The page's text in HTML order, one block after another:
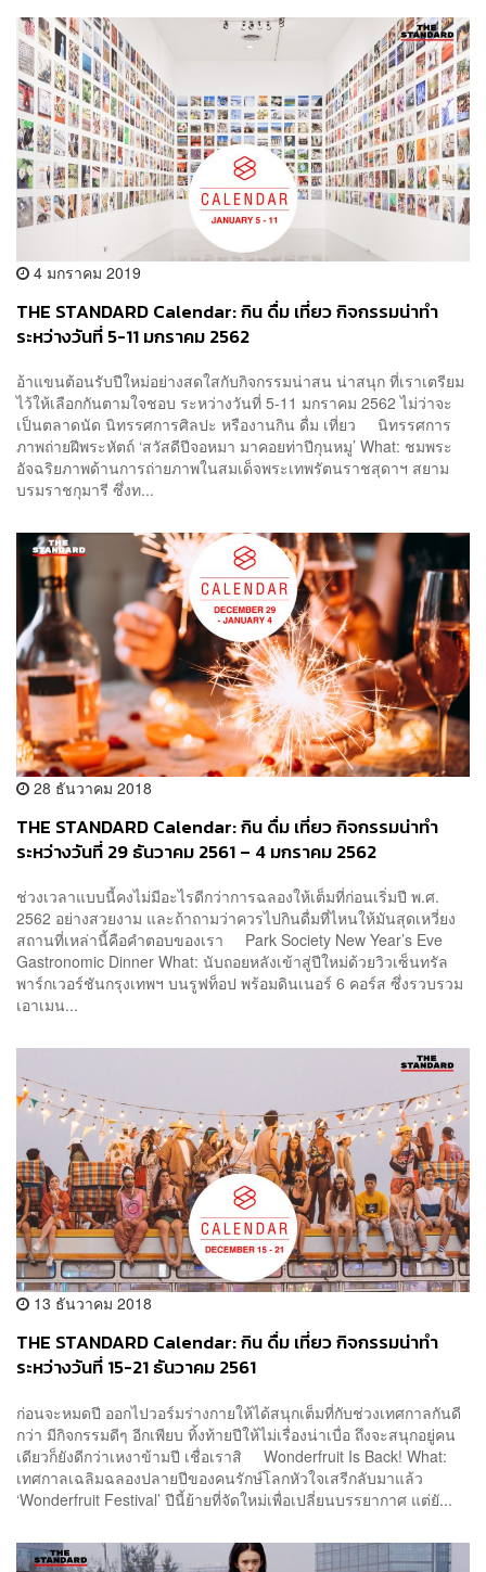
4 มกราคม 2019
THE STANDARD Calendar: กิน ดื่ม เที่ยว กิจกรรมน่าทำ
ระหว่างวันที่ 5-11 มกราคม 2562
อ้าแขนต้อนรับปีใหม่อย่างสดใสกับกิจกรรมน่าสน น่าสนุก ที่เราเตรียม
ไว้ให้เลือกกันตามใจชอบ ระหว่างวันที่ 5-11 มกราคม 2562 ไม่ว่าจะ
เป็นตลาดนัด นิทรรศการศิลปะ หรืองานกิน ดื่ม เที่ยว นิทรรศการ
ภาพถ่ายฝีพระหัตถ์ ‘สวัสดีปีจอหมา มาคอยท่าปีกุนหมู’ What: ชมพระ
อัจฉริยภาพด้านการถ่ายภาพในสมเด็จพระเทพรัตนราชสุดาฯ สยาม
บรมราชกุมารี ซึ่งท...
28 ธันวาคม 2018
THE STANDARD Calendar: กิน ดื่ม เที่ยว กิจกรรมน่าทำ
ระหว่างวันที่ 29 ธันวาคม 2561 – 4 มกราคม 2562
ช่วงเวลาแบบนี้คงไม่มีอะไรดีกว่าการฉลองให้เต็มที่ก่อนเริ่มปี พ.ศ.
2562 อย่างสวยงาม และถ้าถามว่าควรไปกินดื่มที่ไหนให้มันสุดเหวี่ยง
สถานที่เหล่านี้คือคำตอบของเรา Park Society New Year’s Eve
Gastronomic Dinner What: นับถอยหลังเข้าสู่ปีใหม่ด้วยวิวเซ็นทรัล
พาร์กเวอร์ชันกรุงเทพฯ บนรูฟท็อป พร้อมดินเนอร์ 6 คอร์ส ซึ่งรวบรวม
เอาเมน...
13 ธันวาคม 2018
THE STANDARD Calendar: กิน ดื่ม เที่ยว กิจกรรมน่าทำ
ระหว่างวันที่ 15-21 ธันวาคม 2561
ก่อนจะหมดปี ออกไปวอร์มร่างกายให้ได้สนุกเต็มที่กับช่วงเทศกาลกันดี
กว่า มีกิจกรรมดีๆ อีกเพียบ ทิ้งท้ายปีให้ไม่เรื่องน่าเบื่อ ถึงจะสนุกอยู่คน
เดียวก็ยังดีกว่าเหงาข้ามปี เชื่อเราสิ Wonderfruit Is Back! What:
เทศกาลเฉลิมฉลองปลายปีของคนรักษ์โลกหัวใจเสรีกลับมาแล้ว
‘Wonderfruit Festival’ ปีนี้ย้ายที่จัดใหม่เพื่อเปลี่ยนบรรยากาศ แต่ยั...